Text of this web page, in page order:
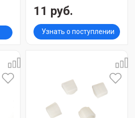
11 руб.
Узнать о поступлении